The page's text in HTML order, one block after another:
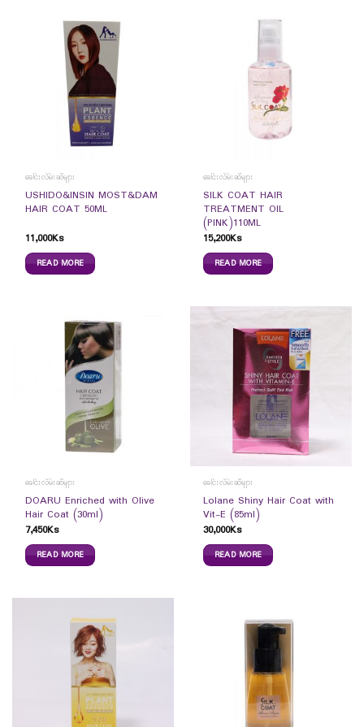
ခေါင်းလိမ်းဆီများ
USHIDO&INSIN MOST&DAM
HAIR COAT 50ML
11,000Ks
READ MORE
ခေါင်းလိမ်းဆီများ
SILK COAT HAIR
TREATMENT OIL
(PINK)110ML
15,200Ks
READ MORE
ခေါင်းလိမ်းဆီများ
DOARU Enriched with Olive
Hair Coat (30ml)
7,450Ks
READ MORE
ခေါင်းလိမ်းဆီများ
Lolane Shiny Hair Coat with
Vit-E (85ml)
30,000Ks
READ MORE